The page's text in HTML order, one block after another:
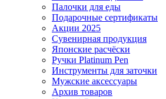
Палочки для еды
Подарочные сертификаты
Акции 2025
Сувенирная продукция
Японские расчёски
Ручки Platinum Pen
Инструменты для заточки
Мужские аксессуары
Архив товаров